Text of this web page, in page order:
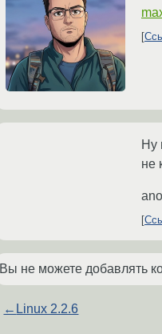
Ну
не
Вы не можете добавлять
← Linux 2.2.6